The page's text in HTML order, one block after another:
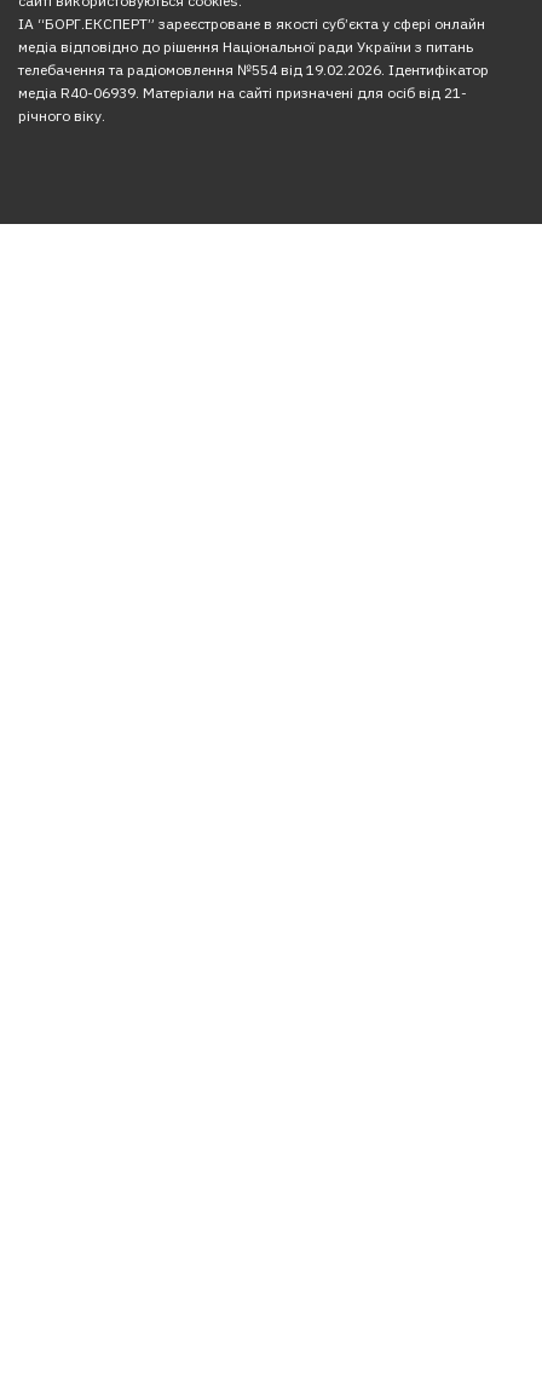
ІА “БОРГ.ЕКСПЕРТ” зареєстроване в якості суб’єкта у сфері онлайн
медіа відповідно до рішення Національної ради України з питань
телебачення та радіомовлення №554 від 19.02.2026. Ідентифікатор
медіа R40-06939. Матеріали на сайті призначені для осіб від 21-
річного віку.